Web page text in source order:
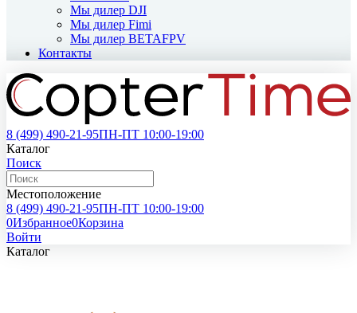
Мы дилер DJI
Мы дилер Fimi
Мы дилер BETAFPV
Контакты
8 (499) 490-21-95ПН-ПТ 10:00-19:00
Каталог
Поиск
Местоположение
8 (499) 490-21-95ПН-ПТ 10:00-19:00
0Избранное0Корзина
Войти
Каталог